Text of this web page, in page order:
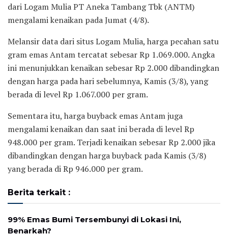
dari Logam Mulia PT Aneka Tambang Tbk (ANTM)
mengalami kenaikan pada Jumat (4/8).
Melansir data dari situs Logam Mulia, harga pecahan satu
gram emas Antam tercatat sebesar Rp 1.069.000. Angka
ini menunjukkan kenaikan sebesar Rp 2.000 dibandingkan
dengan harga pada hari sebelumnya, Kamis (3/8), yang
berada di level Rp 1.067.000 per gram.
Sementara itu, harga buyback emas Antam juga
mengalami kenaikan dan saat ini berada di level Rp
948.000 per gram. Terjadi kenaikan sebesar Rp 2.000 jika
dibandingkan dengan harga buyback pada Kamis (3/8)
yang berada di Rp 946.000 per gram.
Berita terkait :
99% Emas Bumi Tersembunyi di Lokasi Ini,
Benarkah?